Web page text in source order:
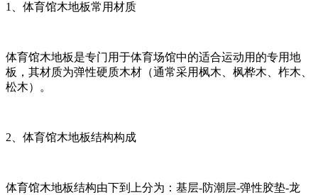
1、体育馆木地板常用材质
体育馆木地板是专门用于体育场馆中的适合运动用的专用地
板，其材质为弹性硬质木材（通常采用枫木、枫桦木、柞木、
松木）。
2、体育馆木地板结构构成
体育馆木地板结构由下到上分为：基层-防潮层-弹性胶垫-龙